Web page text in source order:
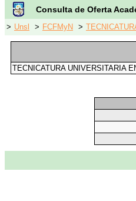
Consulta de Oferta
> Unsl > FCFMyN >
TECNICATURA UNIVERSITARIA